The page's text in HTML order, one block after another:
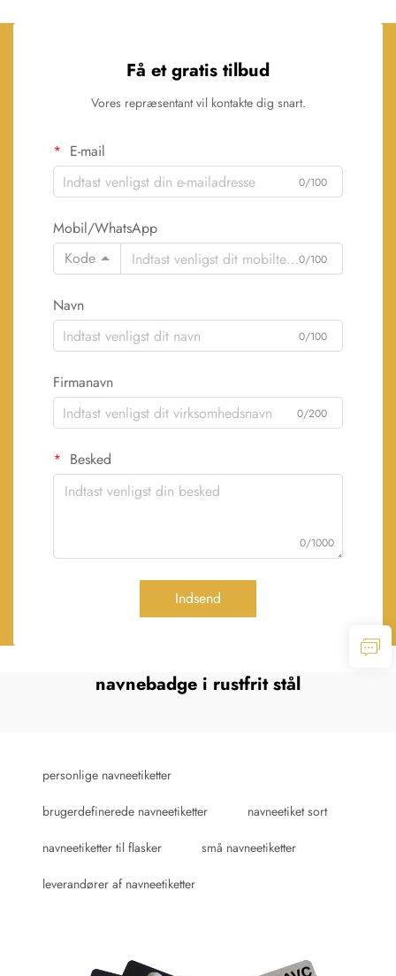
Få et gratis tilbud
Vores repræsentant vil kontakte dig snart.
E-mail
0/100
Mobil/WhatsApp
Kode
0/100
Navn
0/100
Firmanavn
0/200
Besked
0/1000
Indsend
navnebadge i rustfrit stål
personlige navneetiketter
brugerdefinerede navneetiketter navneetiket sort
navneetiketter til flasker små navneetiketter
leverandører af navneetiketter